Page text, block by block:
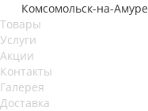
Комсомольск-на-Амуре
Товары
Услуги
Акции
Контакты
Галерея
Доставка